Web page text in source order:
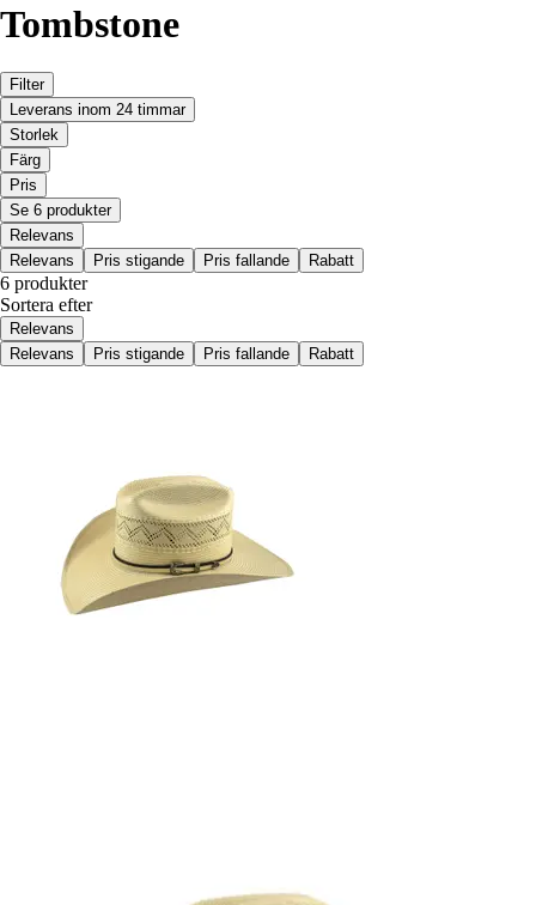
Tombstone
Filter
Leverans inom 24 timmar
Storlek
Färg
Pris
Se 6 produkter
Relevans
Relevans
Pris stigande Pris fallande Rabatt
6 produkter
Sortera efter
Relevans
Relevans
Pris stigande Pris fallande Rabatt